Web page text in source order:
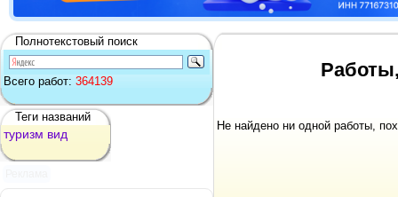
Полнотекстовый поиск
Всего работ: 364139
Теги названий
туризм вид
Не найдено ни одной работы,